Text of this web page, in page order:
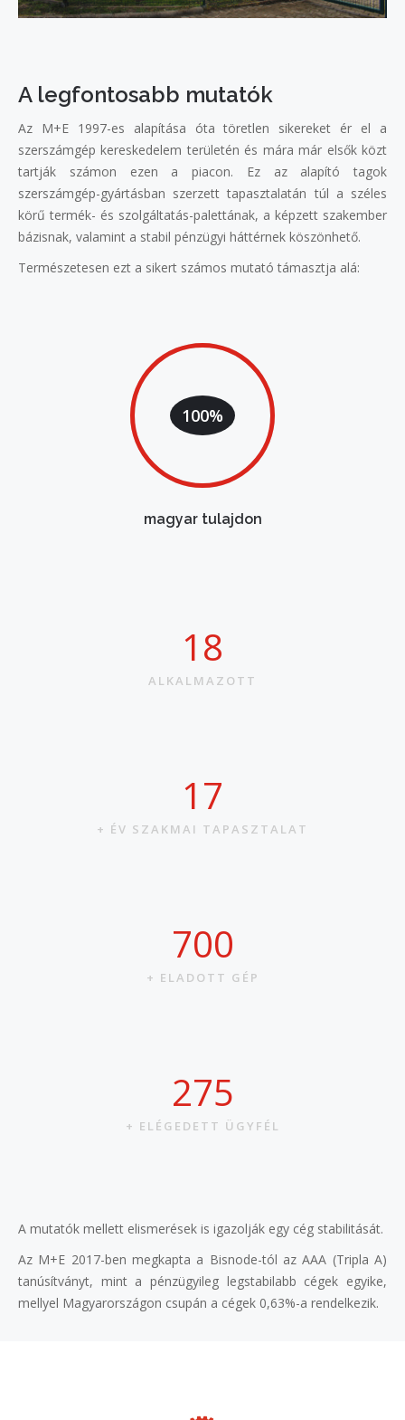
A legfontosabb mutatók
Az M+E 1997-es alapítása óta töretlen sikereket ér el a
szerszámgép kereskedelem területén és mára már elsők közt
tartják számon ezen a piacon. Ez az alapító tagok
szerszámgép-gyártásban szerzett tapasztalatán túl a széles
körű termék- és szolgáltatás-palettának, a képzett szakember
bázisnak, valamint a stabil pénzügyi háttérnek köszönhető.
Természetesen ezt a sikert számos mutató támasztja alá:
100%
magyar tulajdon
21
ALKALMAZOTT
20
+ ÉV SZAKMAI TAPASZTALAT
811
+ ELADOTT GÉP
322
+ ELÉGEDETT ÜGYFÉL
A mutatók mellett elismerések is igazolják egy cég stabilitását.
Az M+E 2017-ben megkapta a Bisnode-tól az AAA (Tripla A)
tanúsítványt, mint a pénzügyileg legstabilabb cégek egyike,
mellyel Magyarországon csupán a cégek 0,63%-a rendelkezik.